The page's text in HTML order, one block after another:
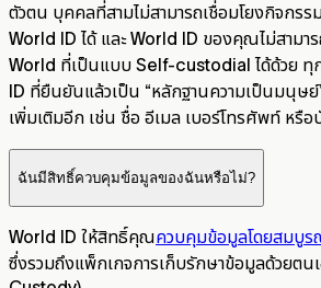
ตัวตน บุคคลที่สามไม่สามารถเชื่อมโยงกิจกร
World ID ได้ และ World ID ของคุณไม่สามา
World ที่เป็นแบบ Self-custodial ได้ด้วย ทุ
ID ที่ยืนยันแล้วเป็น “หลักฐานความเป็นมนุษย์
เพิ่มเติมอีก เช่น ชื่อ อีเมล เบอร์โทรศัพท์ หรือ
ฉันมีสิทธิ์ควบคุมข้อมูลของฉันหรือไม่?
World ID ให้สิทธิ์คุณควบคุมข้อมูลโดยสมบูร
ซึ่งรวมถึงแพ็กเกจการเก็บรักษาข้อมูลด้วยตน